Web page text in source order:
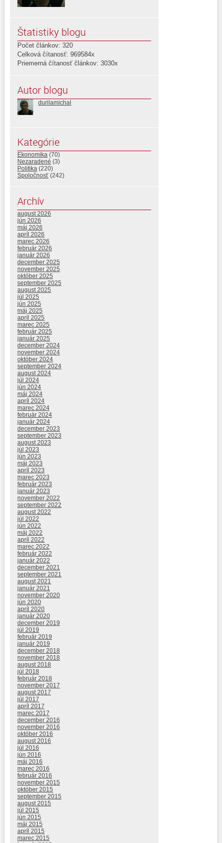
Štatistiky blogu
Počet článkov: 320
Celková čítanosť: 969584x
Priemerná čítanosť článkov: 3030x
Autor blogu
durilamichal
Kategórie
Ekonomika (70)
Nezaradené (3)
Politika (220)
Spoločnosť (242)
Archív
august 2026
jún 2026
máj 2026
apríl 2026
marec 2026
február 2026
január 2026
december 2025
november 2025
október 2025
september 2025
august 2025
júl 2025
jún 2025
máj 2025
apríl 2025
marec 2025
február 2025
január 2025
december 2024
november 2024
október 2024
september 2024
august 2024
júl 2024
jún 2024
máj 2024
apríl 2024
marec 2024
február 2024
január 2024
december 2023
september 2023
august 2023
júl 2023
jún 2023
máj 2023
apríl 2023
marec 2023
február 2023
január 2023
november 2022
september 2022
august 2022
júl 2022
jún 2022
máj 2022
apríl 2022
marec 2022
február 2022
január 2022
december 2021
september 2021
august 2021
január 2021
november 2020
jún 2020
apríl 2020
január 2020
december 2019
júl 2019
február 2019
január 2019
december 2018
november 2018
august 2018
júl 2018
február 2018
november 2017
august 2017
júl 2017
apríl 2017
marec 2017
december 2016
november 2016
október 2016
august 2016
júl 2016
jún 2016
máj 2016
marec 2016
február 2016
november 2015
október 2015
september 2015
august 2015
júl 2015
jún 2015
máj 2015
apríl 2015
marec 2015